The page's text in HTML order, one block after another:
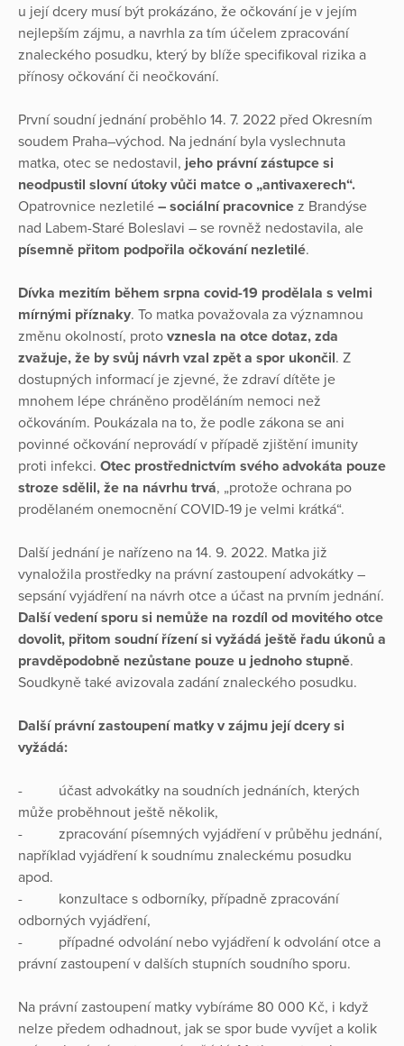
u její dcery musí být prokázáno, že očkování je v jejím
nejlepším zájmu, a navrhla za tím účelem zpracování
znaleckého posudku, který by blíže specifikoval rizika a
přínosy očkování či neočkování.
První soudní jednání proběhlo 14. 7. 2022 před Okresním
soudem Praha–východ. Na jednání byla vyslechnuta
matka, otec se nedostavil, jeho právní zástupce si
neodpustil slovní útoky vůči matce o „antivaxerech“.
Opatrovnice nezletilé – sociální pracovnice z Brandýse
nad Labem-Staré Boleslavi – se rovněž nedostavila, ale
písemně přitom podpořila očkování nezletilé.
Dívka mezitím během srpna covid-19 prodělala s velmi
mírnými příznaky. To matka považovala za významnou
změnu okolností, proto vznesla na otce dotaz, zda
zvažuje, že by svůj návrh vzal zpět a spor ukončil. Z
dostupných informací je zjevné, že zdraví dítěte je
mnohem lépe chráněno proděláním nemoci než
očkováním. Poukázala na to, že podle zákona se ani
povinné očkování neprovádí v případě zjištění imunity
proti infekci. Otec prostřednictvím svého advokáta pouze
stroze sdělil, že na návrhu trvá, „protože ochrana po
prodělaném onemocnění COVID-19 je velmi krátká“.
Další jednání je nařízeno na 14. 9. 2022. Matka již
vynaložila prostředky na právní zastoupení advokátky –
sepsání vyjádření na návrh otce a účast na prvním jednání.
Další vedení sporu si nemůže na rozdíl od movitého otce
dovolit, přitom soudní řízení si vyžádá ještě řadu úkonů a
pravděpodobně nezůstane pouze u jednoho stupně.
Soudkyně také avizovala zadání znaleckého posudku.
Další právní zastoupení matky v zájmu její dcery si
vyžádá:
- účast advokátky na soudních jednáních, kterých
může proběhnout ještě několik,
- zpracování písemných vyjádření v průběhu jednání,
například vyjádření k soudnímu znaleckému posudku
apod.
- konzultace s odborníky, případně zpracování
odborných vyjádření,
- případné odvolání nebo vyjádření k odvolání otce a
právní zastoupení v dalších stupních soudního sporu.
Na právní zastoupení matky vybíráme 80 000 Kč, i když
nelze předem odhadnout, jak se spor bude vyvíjet a kolik